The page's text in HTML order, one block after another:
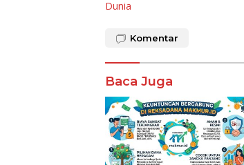
Dunia
Komentar
Baca Juga